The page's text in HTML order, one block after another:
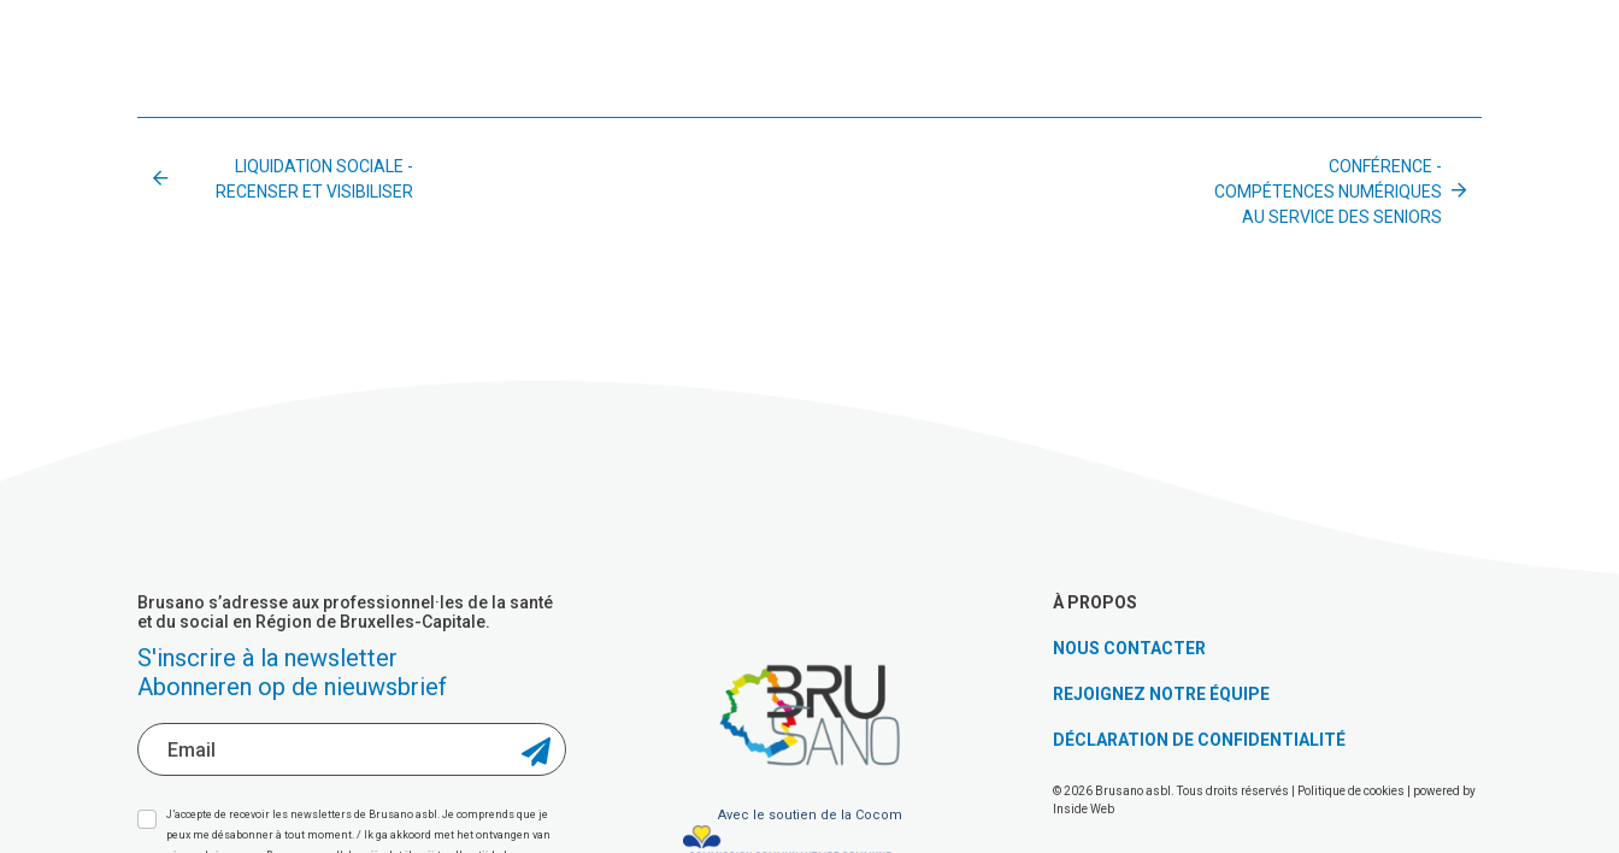
LIQUIDATION SOCIALE -
RECENSER ET VISIBILISER
CONFÉRENCE -
COMPÉTENCES NUMÉRIQUES
AU SERVICE DES SENIORS
Brusano s’adresse aux professionnel·les de la santé
et du social en Région de Bruxelles-Capitale.
S'inscrire à la newsletter
Abonneren op de nieuwsbrief
J’accepte de recevoir les newsletters de Brusano asbl. Je comprends que je
peux me désabonner à tout moment. / Ik ga akkoord met het ontvangen van
Avec le soutien de la Cocom
À PROPOS
NOUS CONTACTER
REJOIGNEZ NOTRE ÉQUIPE
DÉCLARATION DE CONFIDENTIALITÉ
© 2026 Brusano asbl. Tous droits réservés | Politique de cookies
| powered by
Inside Web